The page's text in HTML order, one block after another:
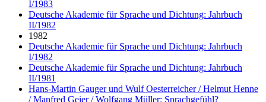
I/1983
Deutsche Akademie für Sprache und Dichtung: Jahrbuch
II/1982
1982
Deutsche Akademie für Sprache und Dichtung: Jahrbuch
I/1982
Deutsche Akademie für Sprache und Dichtung: Jahrbuch
II/1981
Hans-Martin Gauger und Wulf Oesterreicher / Helmut Henne
/ Manfred Geier / Wolfgang Müller: Sprachgefühl?